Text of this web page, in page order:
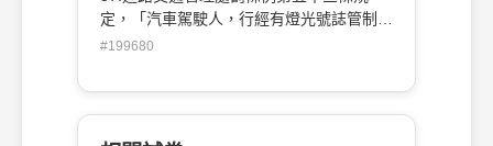
定，「汽車駕駛人，行經有燈光號誌管制之
交岔路口闖紅燈者，處新台幣一千八百元以
單，僅處以一千元之罰鍰，此一罰鍰處分屬
於？ (A) 裁量濫用 (B) 裁量逾越 (C) 裁量怠
#199680